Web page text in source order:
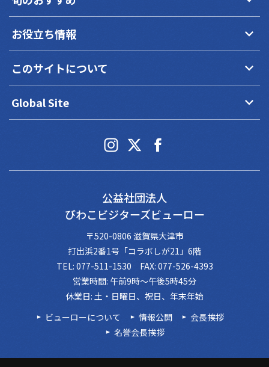
お役立ち情報 keyboard_arrow_down
このサイトについて keyboard_arrow_down
Global Site keyboard_arrow_down
公益社団法人
びわこビジターズビューロー
〒520-0806 滋賀県大津市
打出浜2番1号「コラボしが21」6階
TEL: 077-511-1530 FAX: 077-526-4393
営業時間: 午前9時～午後5時45分
休業日: 土・日曜日、祝日、年末年始
ビューローについて
情報公開
会長挨拶
名誉会長挨拶